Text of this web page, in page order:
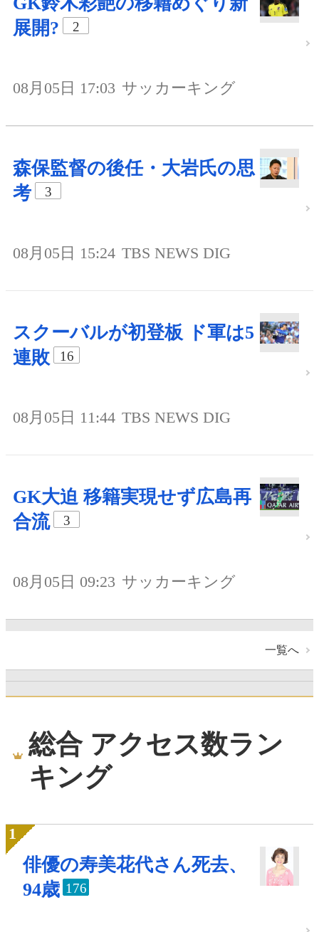
展開?
2
08月05日 17:03 サッカーキング
森保監督の後任・大岩氏の思
考
3
08月05日 15:24 TBS NEWS DIG
スクーバルが初登板 ド軍は5
連敗
16
08月05日 11:44 TBS NEWS DIG
GK大迫 移籍実現せず広島再
合流
3
08月05日 09:23 サッカーキング
一覧へ
総合 アクセス数ラン
キング
俳優の寿美花代さん死去、
94歳 176